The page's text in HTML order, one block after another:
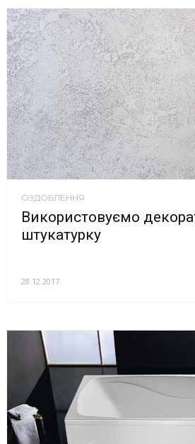
ОЗДОБЛЕННЯ
Використовуємо
штукатурку
28.12.2017